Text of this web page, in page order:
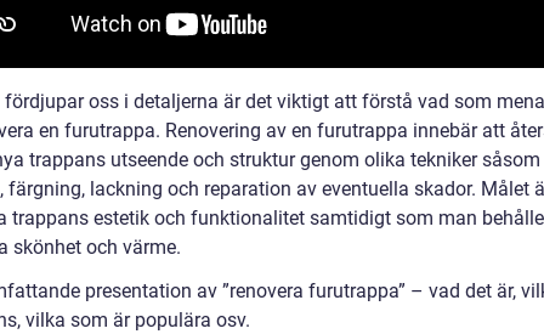
fördjupar oss i detaljerna är det viktigt att förstå vad som
en furutrappa. Renovering av en furutrappa innebär att
trappans utseende och struktur genom olika tekniker såsom
färgning, lackning och reparation av eventuella skador. Målet
trappans estetik och funktionalitet samtidigt som man
skönhet och värme.
presentation av ”renovera furutrappa” – vad det är,
vilka som är populära osv.